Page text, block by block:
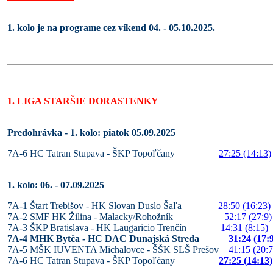
1. kolo je na programe cez víkend 04. - 05.10.2025.
1. LIGA STARŠIE DORASTENKY
Predohrávka - 1. kolo: piatok 05.09.2025
7A-6 HC Tatran Stupava - ŠKP Topoľčany 27:25 (14:13)
1. kolo: 06. - 07.09.2025
7A-1 Štart Trebišov - HK Slovan Duslo Šaľa 28:50 (16:23)
7A-2 SMF HK Žilina - Malacky/Rohožník 52:17 (27:9)
7A-3 ŠKP Bratislava - HK Laugaricio Trenčín 14:31 (8:15)
7A-4 MHK Bytča - HC DAC Dunajská Streda 31:24
7A-5 MŠK IUVENTA Michalovce - ŠŠK SLŠ Prešov 41:15
7A-6 HC Tatran Stupava - ŠKP Topoľčany 27:25 (14:13)